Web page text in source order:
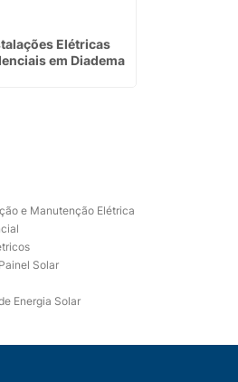
Elétricas
em Diadema
e Manutenção Elétrica
Solar
Energia Solar